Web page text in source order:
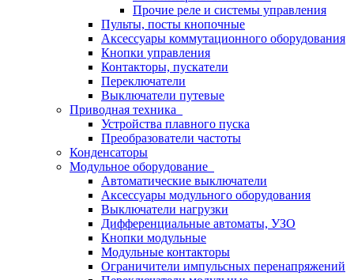
Прочие реле и системы управления
Пульты, посты кнопочные
Аксессуары коммутационного оборудования
Кнопки управления
Контакторы, пускатели
Переключатели
Выключатели путевые
Приводная техника
Устройства плавного пуска
Преобразователи частоты
Конденсаторы
Модульное оборудование
Автоматические выключатели
Аксессуары модульного оборудования
Выключатели нагрузки
Дифференциальные автоматы, УЗО
Кнопки модульные
Модульные контакторы
Ограничители импульсных перенапряжений